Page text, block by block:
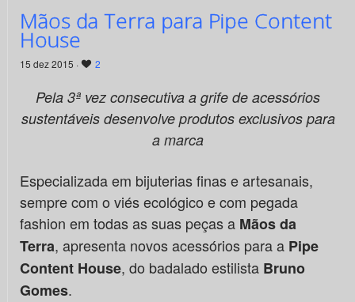
Mãos da Terra para Pipe Content
House
15 dez 2015 · 2
Pela 3ª vez consecutiva a grife de acessórios
sustentáveis desenvolve produtos exclusivos para
a marca
Especializada em bijuterias finas e artesanais,
sempre com o viés ecológico e com pegada
fashion em todas as suas peças a Mãos da
Terra, apresenta novos acessórios para a Pipe
Content House, do badalado estilista Bruno
Gomes.